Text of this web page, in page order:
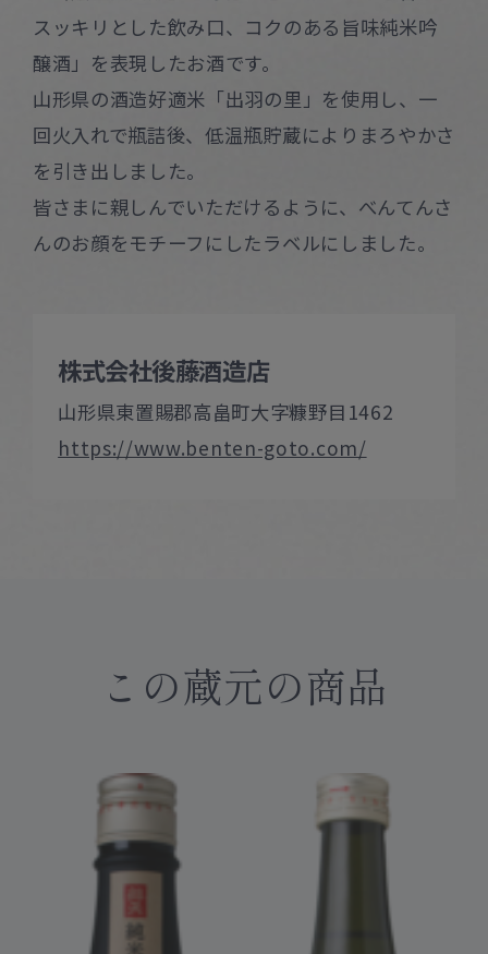
スッキリとした飲み口、コクのある旨味純米吟
醸酒」を表現したお酒です。
山形県の酒造好適米「出羽の里」を使用し、一
回火入れで瓶詰後、低温瓶貯蔵によりまろやかさ
を引き出しました。
皆さまに親しんでいただけるように、べんてんさ
んのお顔をモチーフにしたラベルにしました。
株式会社後藤酒造店
山形県東置賜郡高畠町大字糠野目1462
https://www.benten-goto.com/
この蔵元の商品